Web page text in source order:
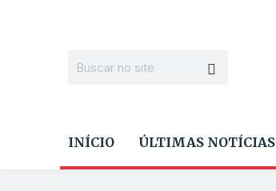
INÍCIO ÚLTIMAS NOTÍCIAS